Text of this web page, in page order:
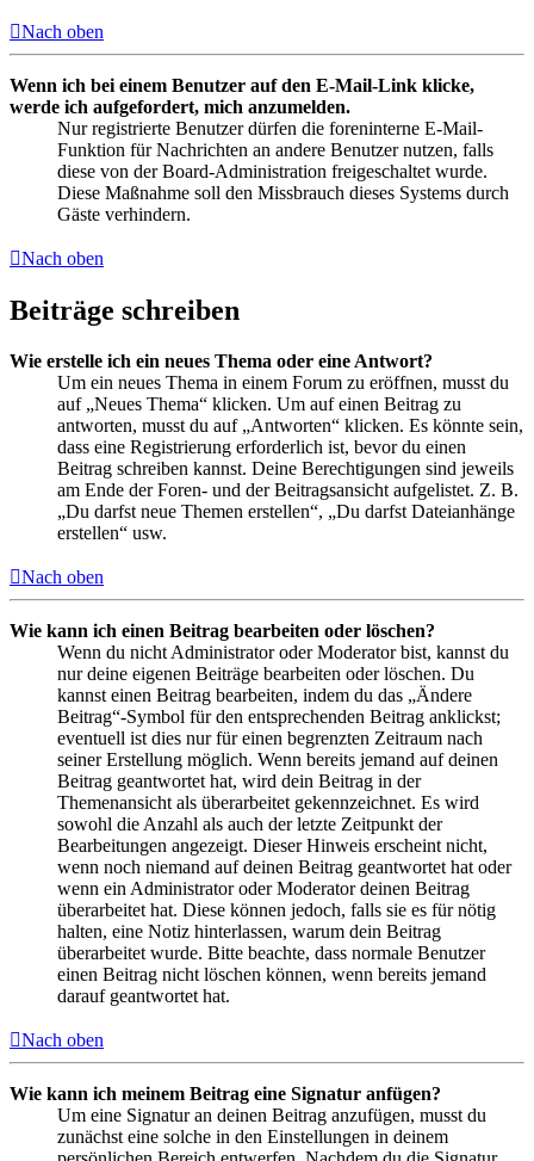
Nach oben
Wenn ich bei einem Benutzer auf den E-Mail-Link klicke,
werde ich aufgefordert, mich anzumelden.
Nur registrierte Benutzer dürfen die foreninterne E-Mail-
Funktion für Nachrichten an andere Benutzer nutzen, falls
diese von der Board-Administration freigeschaltet wurde.
Diese Maßnahme soll den Missbrauch dieses Systems durch
Gäste verhindern.
Nach oben
Beiträge schreiben
Wie erstelle ich ein neues Thema oder eine Antwort?
Um ein neues Thema in einem Forum zu eröffnen, musst du
auf „Neues Thema“ klicken. Um auf einen Beitrag zu
antworten, musst du auf „Antworten“ klicken. Es könnte sein,
dass eine Registrierung erforderlich ist, bevor du einen
Beitrag schreiben kannst. Deine Berechtigungen sind jeweils
am Ende der Foren- und der Beitragsansicht aufgelistet. Z. B.
„Du darfst neue Themen erstellen“, „Du darfst Dateianhänge
erstellen“ usw.
Nach oben
Wie kann ich einen Beitrag bearbeiten oder löschen?
Wenn du nicht Administrator oder Moderator bist, kannst du
nur deine eigenen Beiträge bearbeiten oder löschen. Du
kannst einen Beitrag bearbeiten, indem du das „Ändere
Beitrag“-Symbol für den entsprechenden Beitrag anklickst;
eventuell ist dies nur für einen begrenzten Zeitraum nach
seiner Erstellung möglich. Wenn bereits jemand auf deinen
Beitrag geantwortet hat, wird dein Beitrag in der
Themenansicht als überarbeitet gekennzeichnet. Es wird
sowohl die Anzahl als auch der letzte Zeitpunkt der
Bearbeitungen angezeigt. Dieser Hinweis erscheint nicht,
wenn noch niemand auf deinen Beitrag geantwortet hat oder
wenn ein Administrator oder Moderator deinen Beitrag
überarbeitet hat. Diese können jedoch, falls sie es für nötig
halten, eine Notiz hinterlassen, warum dein Beitrag
überarbeitet wurde. Bitte beachte, dass normale Benutzer
einen Beitrag nicht löschen können, wenn bereits jemand
darauf geantwortet hat.
Nach oben
Wie kann ich meinem Beitrag eine Signatur anfügen?
Um eine Signatur an deinen Beitrag anzufügen, musst du
zunächst eine solche in den Einstellungen in deinem